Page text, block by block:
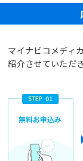
マイナビコメディ
紹介させていただき